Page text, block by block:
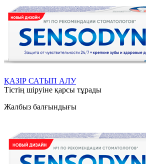
ҚАЗІР САТЫП АЛУ
Тістің шіруіне қарсы тұрады
Жалбыз балғындығы